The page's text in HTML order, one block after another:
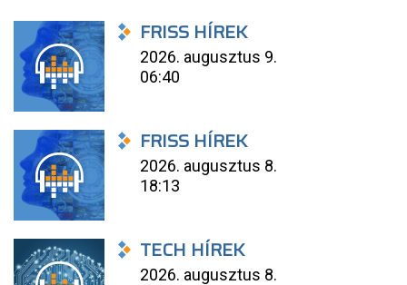
FRISS HÍREK
2026. augusztus 9.
06:40
FRISS HÍREK
2026. augusztus 8.
18:13
TECH HÍREK
2026. augusztus 8.